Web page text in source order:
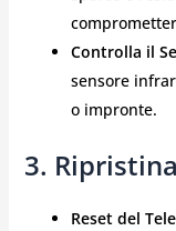
Controlla il
sensore
o impronte.
3.
Reset del